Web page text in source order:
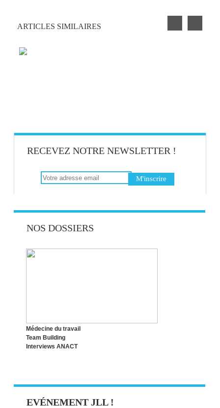
ARTICLES SIMILAIRES
CHOISIR LE BON MOMENT !
RECEVEZ NOTRE NEWSLETTER !
NOS DOSSIERS
Médecine du travail
Team Building
Interviews ANACT
EVÉNEMENT JLL !